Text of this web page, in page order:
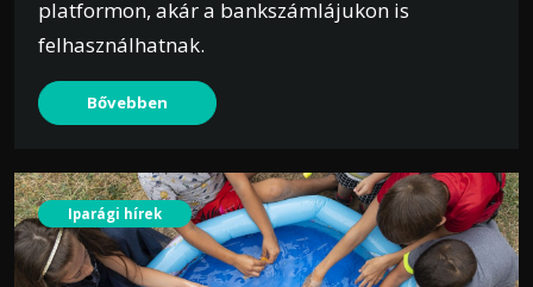
platformon, akár a bankszámlájukon is
felhasználhatnak.
Bővebben
Iparági hírek